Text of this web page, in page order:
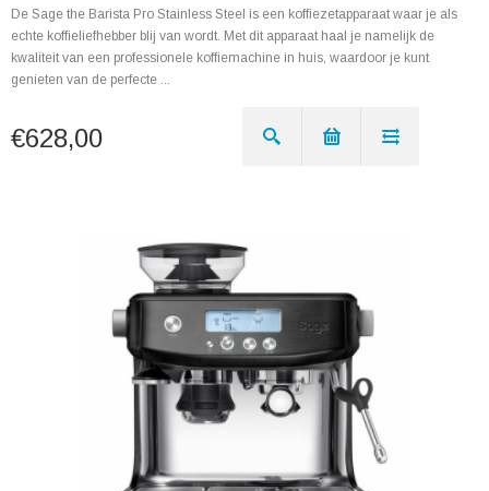
De Sage the Barista Pro Stainless Steel is een koffiezetapparaat waar je als
echte koffieliefhebber blij van wordt. Met dit apparaat haal je namelijk de
kwaliteit van een professionele koffiemachine in huis, waardoor je kunt
genieten van de perfecte ...
€628,00